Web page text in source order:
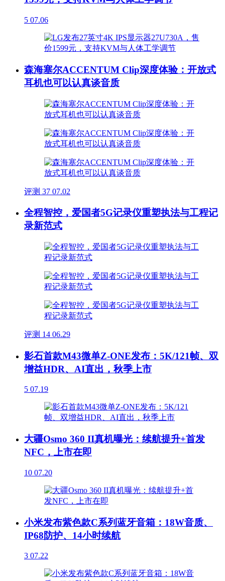
5 07.06
森海塞尔ACCENTUM Clip深度体验：开放式
耳机也可以认真谈音质
评测 37 07.02
全程智控，爱国者5G记录仪重塑执法与工程记
录新范式
评测 14 06.29
影石首款M43微单Z-ONE发布：5K/121帧、双
增益HDR、AI直出，秋季上市
5 07.19
大疆Osmo 360 II真机曝光：续航提升+首发
NFC，上市在即
10 07.20
小米发布紫色款C系列蓝牙音箱：18W音质、
IP68防护、14小时续航
3 07.22